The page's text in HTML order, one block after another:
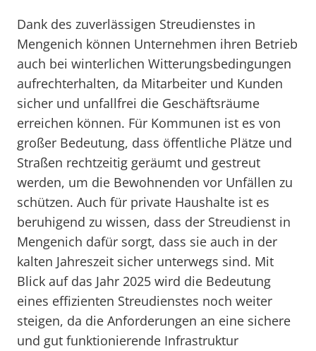
Dank des zuverlässigen Streudienstes in
Mengenich können Unternehmen ihren Betrieb
auch bei winterlichen Witterungsbedingungen
aufrechterhalten, da Mitarbeiter und Kunden
sicher und unfallfrei die Geschäftsräume
erreichen können. Für Kommunen ist es von
großer Bedeutung, dass öffentliche Plätze und
Straßen rechtzeitig geräumt und gestreut
werden, um die Bewohnenden vor Unfällen zu
schützen. Auch für private Haushalte ist es
beruhigend zu wissen, dass der Streudienst in
Mengenich dafür sorgt, dass sie auch in der
kalten Jahreszeit sicher unterwegs sind. Mit
Blick auf das Jahr 2025 wird die Bedeutung
eines effizienten Streudienstes noch weiter
steigen, da die Anforderungen an eine sichere
und gut funktionierende Infrastruktur